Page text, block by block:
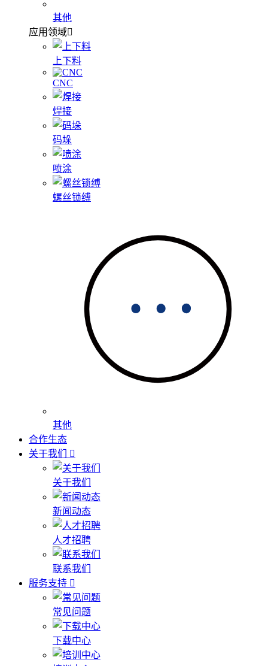
其他
应用领域
上下料
CNC
焊接
码垛
喷涂
螺丝锁缚
其他
合作生态
关于我们
关于我们
新闻动态
人才招聘
联系我们
服务支持
常见问题
下载中心